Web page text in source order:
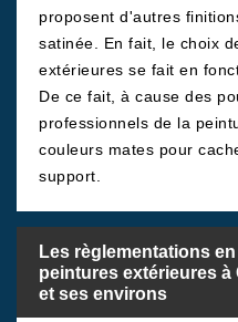
proposent d'autres
satinée. En fait, le choix
extérieures se fait en
De ce fait, à cause des
professionnels de la
couleurs mates pour
support.
Les règlementations
peintures extérieures à
et ses environs